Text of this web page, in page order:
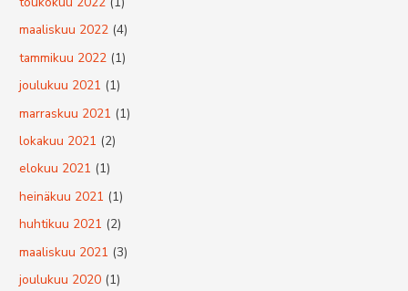
maaliskuu 2022 (4)
tammikuu 2022 (1)
joulukuu 2021 (1)
marraskuu 2021 (1)
lokakuu 2021 (2)
elokuu 2021 (1)
heinäkuu 2021 (1)
huhtikuu 2021 (2)
maaliskuu 2021 (3)
joulukuu 2020 (1)